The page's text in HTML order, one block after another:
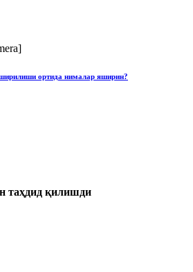
ортида нималар яширин?
таҳдид қилишди